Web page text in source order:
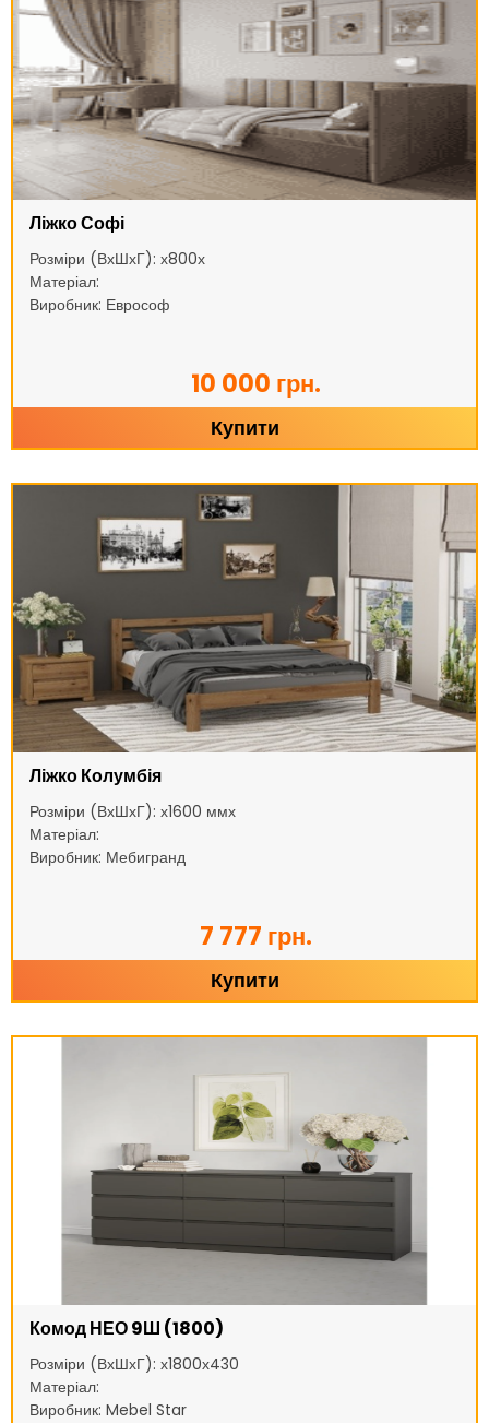
Ліжко Софі
Розміри (ВхШхГ): х800х
Матеріал:
Виробник: Еврософ
10 000 грн.
Купити
Ліжко Колумбія
Розміри (ВхШхГ): х1600 ммх
Матеріал:
Виробник: Мебигранд
7 777 грн.
Купити
Комод НЕО 9Ш (1800)
Розміри (ВхШхГ): х1800х430
Матеріал:
Виробник: Mebel Star